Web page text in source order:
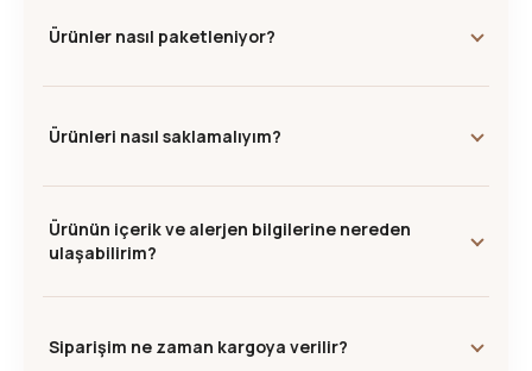
Ürünler nasıl paketleniyor?
Ürünleri nasıl saklamalıyım?
Ürünün içerik ve alerjen bilgilerine nereden
ulaşabilirim?
Siparişim ne zaman kargoya verilir?